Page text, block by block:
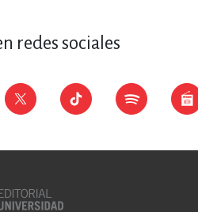
redes sociales